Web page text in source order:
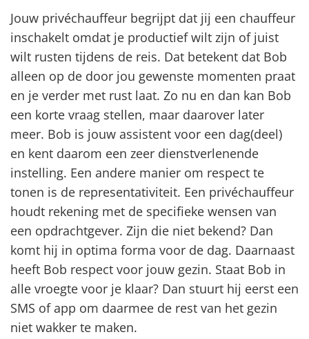
Jouw privéchauffeur begrijpt dat jij een chauffeur
inschakelt omdat je productief wilt zijn of juist
wilt rusten tijdens de reis. Dat betekent dat Bob
alleen op de door jou gewenste momenten praat
en je verder met rust laat. Zo nu en dan kan Bob
een korte vraag stellen, maar daarover later
meer. Bob is jouw assistent voor een dag(deel)
en kent daarom een zeer dienstverlenende
instelling. Een andere manier om respect te
tonen is de representativiteit. Een privéchauffeur
houdt rekening met de specifieke wensen van
een opdrachtgever. Zijn die niet bekend? Dan
komt hij in optima forma voor de dag. Daarnaast
heeft Bob respect voor jouw gezin. Staat Bob in
alle vroegte voor je klaar? Dan stuurt hij eerst een
SMS of app om daarmee de rest van het gezin
niet wakker te maken.